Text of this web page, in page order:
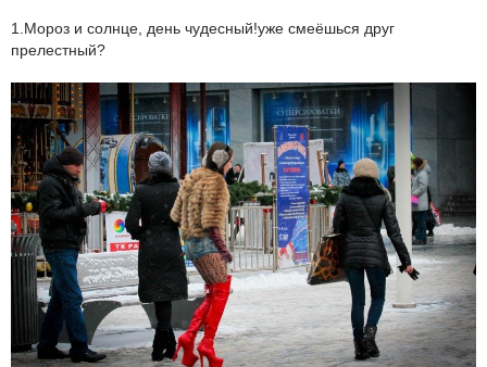
1.Мороз и солнце, день чудесный!уже смеёшься друг
прелестный?